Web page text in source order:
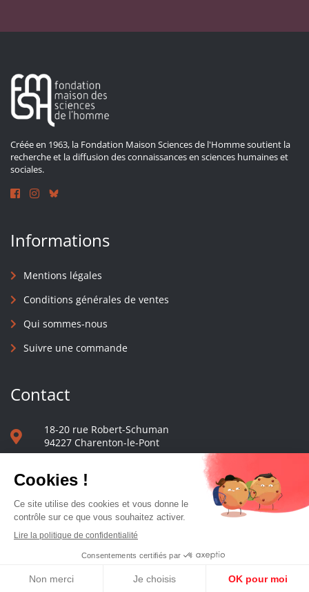
Créée en 1963, la Fondation Maison Sciences de l'Homme soutient la
recherche et la diffusion des connaissances en sciences humaines et
sociales.
Informations
Mentions légales
Conditions générales de ventes
Qui sommes-nous
Suivre une commande
Contact
18-20 rue Robert-Schuman
94227 Charenton-le-Pont